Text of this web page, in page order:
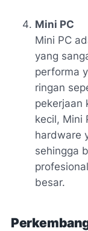
Mini PC
Mini PC
yang
performa
ringan
pekerjaan
kecil, Mini
hardware
sehingga
besar.